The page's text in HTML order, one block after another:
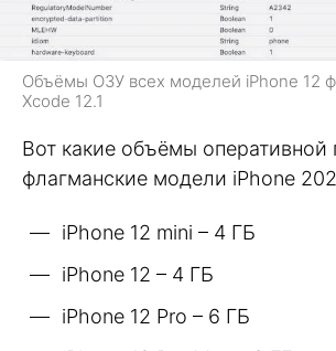
Объёмы ОЗУ всех моделей iPhone 12
Xcode 12.1
Вот какие объёмы
флагманские модели iPhone
iPhone 12 mini – 4 ГБ
iPhone 12 – 4 ГБ
iPhone 12 Pro – 6 ГБ